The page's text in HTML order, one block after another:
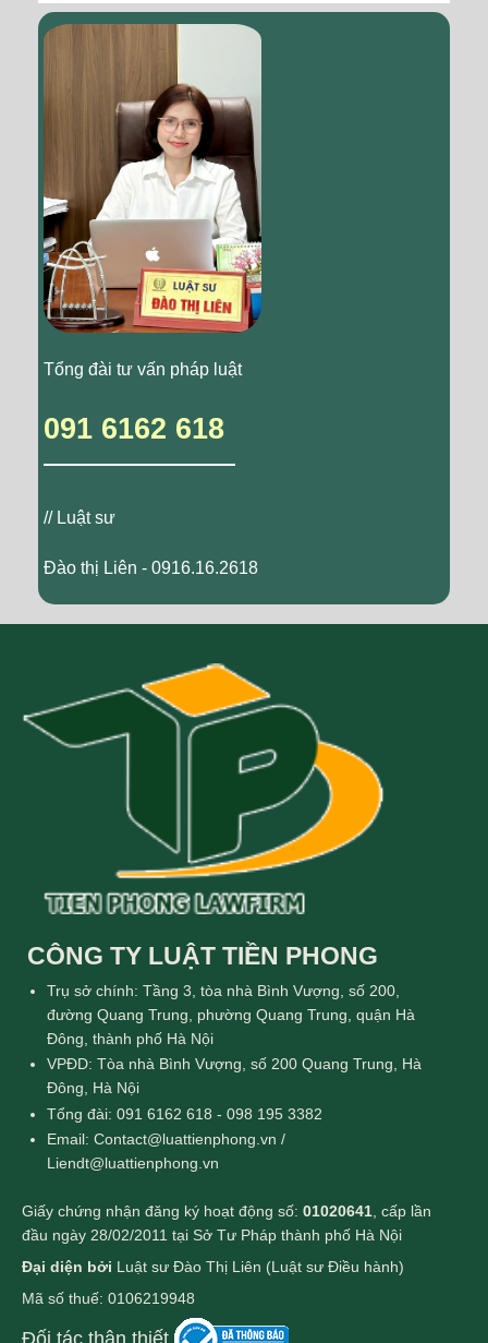
Tổng đài tư vấn pháp luật
091 6162 618
// Luật sư
Đào thị Liên - 0916.16.2618
CÔNG TY LUẬT TIỀN PHONG
Trụ sở chính: Tầng 3, tòa nhà Bình Vượng, số 200,
đường Quang Trung, phường Quang Trung, quận Hà
Đông, thành phố Hà Nội
VPĐD: Tòa nhà Bình Vượng, số 200 Quang Trung, Hà
Đông, Hà Nội
Tổng đài: 091 6162 618 - 098 195 3382
Email: Contact@luattienphong.vn /
Liendt@luattienphong.vn
Giấy chứng nhận đăng ký hoạt động số: 01020641 , cấp lần
đầu ngày 28/02/2011 tại Sở Tư Pháp thành phố Hà Nội
Đại diện bởi Luật sư Đào Thị Liên (Luật sư Điều hành)
Mã số thuế: 0106219948
Đối tác thân thiết